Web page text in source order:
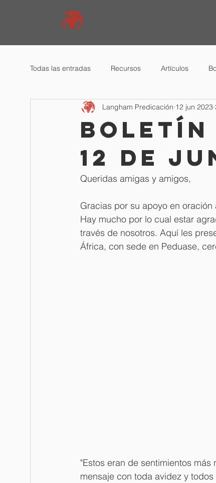
Todas las entradas Recursos Artículos
Boletín
12 de
Langham Predicación 12 jun 2023
Queridas amigas y amigos,
Gracias por su apoyo en
Hay mucho por lo cual estar
través de nosotros. Aquí les
África, con sede en Peduase,
"Estos eran de sentimientos
mensaje con toda avidez y